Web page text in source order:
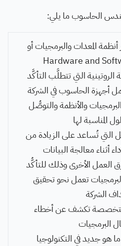
الحاسوب ما يلي:
المعدات والبرمجيات أو
Hardware and
الروتينية التي تتطلَّب التأكَّد
أجهزة الحاسوب في الشركة
والأنظمة والتوصُّل
المناسبة لها
تُساعد على الزيادة من
أثناء معالجة البيانات
العمل الأخرى وذلك للتأكُّد
تعمل نحو تحقيق
الشركة
متخصصة تكشف عن أخطاء
البرمجيات
هو جديد في التكنولوجيا